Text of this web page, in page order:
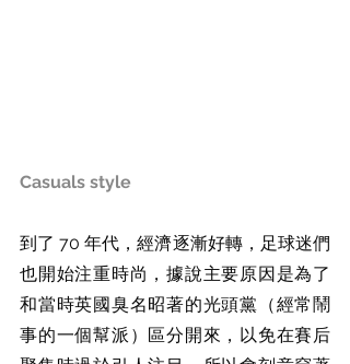
Casuals style
到了 70 年代，經濟逐漸好轉，足球迷們
也開始注重時尚，據說主要原因是為了
和當時英國臭名昭著的光頭黨（經常鬧
事的一個幫派）區分開來，以免在賽后